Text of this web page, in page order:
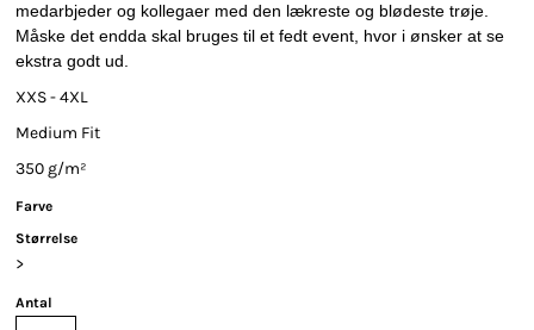
medarbjeder og kollegaer med den lækreste og blødeste trøje.
Måske det endda skal bruges til et fedt event, hvor i ønsker at se
ekstra godt ud.
XXS - 4XL
Medium Fit
350 g/m²
Farve
Størrelse
>
Antal